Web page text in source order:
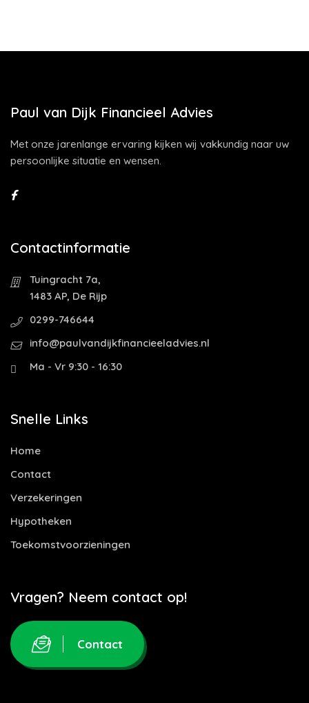
Paul van Dijk Financieel Advies
Met onze jarenlange ervaring kijken wij vakkundig naar uw
persoonlijke situatie en wensen.
Contactinformatie
Tuingracht 7a,
1483 AP, De Rijp
0299-746644
info@paulvandijkfinancieeladvies.nl
Ma - Vr 9:30 - 16:30
Snelle Links
Home
Contact
Verzekeringen
Hypotheken
Toekomstvoorzieningen
Vragen? Neem contact op!
Contact